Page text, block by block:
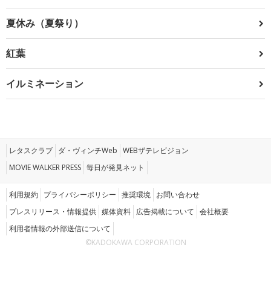
夏休み（夏祭り）
紅葉
イルミネーション
レタスクラブ ダ・ヴィンチWeb WEBザテレビジョン
MOVIE WALKER PRESS 毎日が発見ネット
利用規約 プライバシーポリシー 推奨環境 お問い合わせ
プレスリリース・情報提供 媒体資料 広告掲載について 会社概要
利用者情報の外部送信について
©KADOKAWA CORPORATION